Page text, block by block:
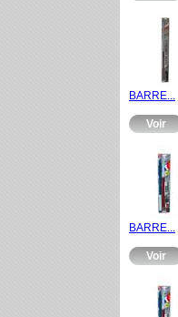
BARRE...
Voir
BARRE...
Voir